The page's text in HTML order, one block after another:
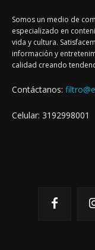
Somos un medio de
especializado en
vida y cultura.
información y
calidad creando
Contáctanos:
Celular: 3192998001